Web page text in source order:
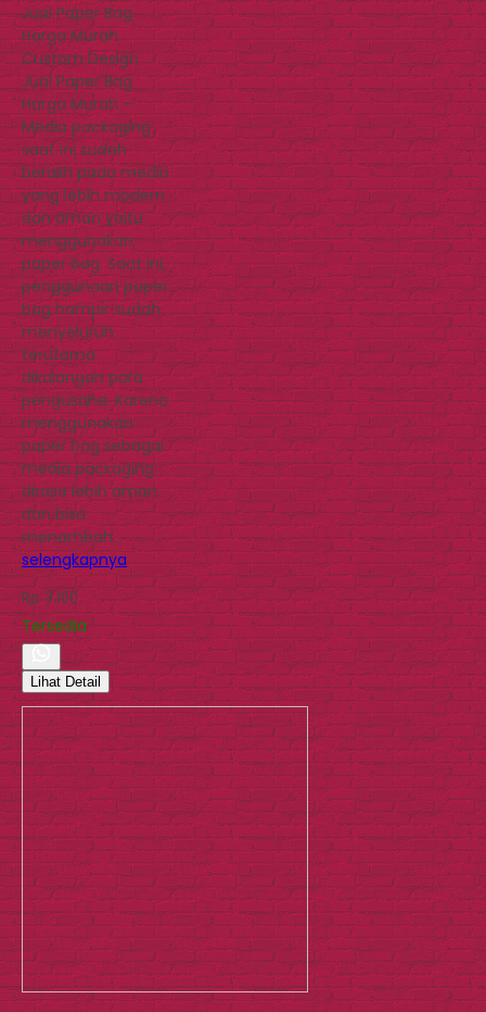
Jual Paper Bag
Harga Murah
Custom Design
Jual Paper Bag
Harga Murah –
Media packaging
saat ini sudah
beralih pada media
yang lebih modern
dan aman yaitu
menggunakan
paper bag. Saat ini,
penggunaan paper
bag hampir sudah
menyeluruh
terutama
dikalangan para
pengusaha. Karena
menggunakan
paper bag sebagai
media packaging
dirasa lebih aman
dan bisa
menambah…
selengkapnya
Rp 3.100
Tersedia
Lihat Detail